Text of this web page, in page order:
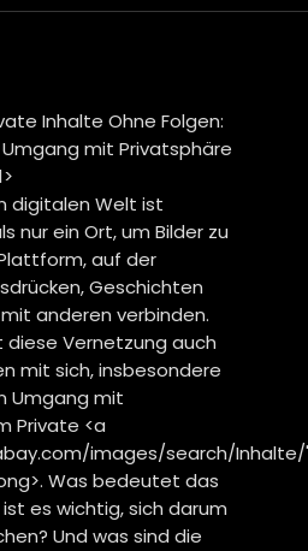
Inhalte Ohne Folgen:
mit Privatsphäre
digitalen Welt ist
nur ein Ort, um Bilder zu
auf der
Geschichten
anderen verbinden.
diese Vernetzung auch
mit sich, insbesondere
Umgang mit
Private <a
images/search/Inhalte/
Was bedeutet das
es wichtig, sich darum
Und was sind die